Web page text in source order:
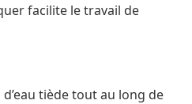
facilite le travail de
tiède tout au long de